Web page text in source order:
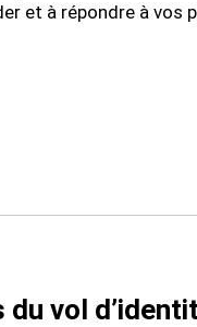
et à répondre à vos
vol